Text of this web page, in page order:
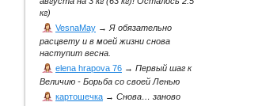
кг)
VesnaMay →Я обязательно
расцвету и в моей жизни снова
наступит весна.
elena hrapova 76 → Первый шаг к
Величию - Борьба со своей Ленью
картошечка → Снова… заново